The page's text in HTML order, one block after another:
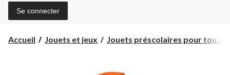
Se connecter
Accueil Jouets et jeux Jouets préscolaires pour tou...